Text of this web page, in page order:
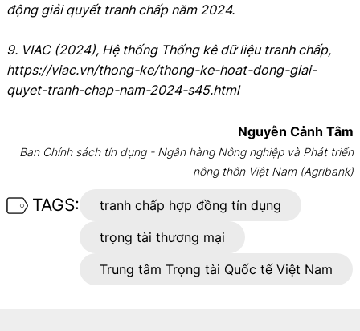
động giải quyết tranh chấp năm 2024.
9. VIAC (2024), Hệ thống Thống kê dữ liệu tranh chấp,
https://viac.vn/thong-ke/thong-ke-hoat-dong-giai-
quyet-tranh-chap-nam-2024-s45.html
Nguyễn Cảnh Tâm
Ban Chính sách tín dụng - Ngân hàng Nông nghiệp và Phát triển
nông thôn Việt Nam (Agribank)
TAGS:
tranh chấp hợp đồng tín dụng
trọng tài thương mại
Trung tâm Trọng tài Quốc tế Việt Nam